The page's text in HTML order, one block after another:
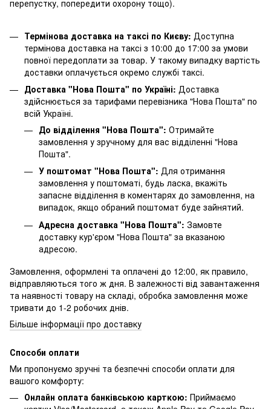
перепустку, попередити охорону тощо).
Термінова доставка на таксі по Києву: Доступна
термінова доставка на таксі з 10:00 до 17:00 за умови
повної передоплати за товар. У такому випадку вартість
доставки оплачується окремо службі таксі.
Доставка "Нова Пошта" по Україні: Доставка
здійснюється за тарифами перевізника "Нова Пошта" по
всій Україні.
До відділення "Нова Пошта": Отримайте
замовлення у зручному для вас відділенні "Нова
Пошта".
У поштомат "Нова Пошта": Для отримання
замовлення у поштоматі, будь ласка, вкажіть
запасне відділення в коментарях до замовлення, на
випадок, якщо обраний поштомат буде зайнятий.
Адресна доставка "Нова Пошта": Замовте
доставку кур'єром "Нова Пошта" за вказаною
адресою.
Замовлення, оформлені та оплачені до 12:00, як правило,
відправляються того ж дня. В залежності від завантаження
та наявності товару на складі, обробка замовлення може
тривати до 1-2 робочих днів.
Більше інформації про доставку
Способи оплати
Ми пропонуємо зручні та безпечні способи оплати для
вашого комфорту:
Онлайн оплата банківською карткою: Приймаємо